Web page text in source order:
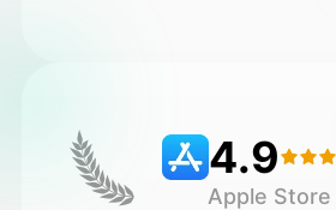
Priser 4.9
Apple Store